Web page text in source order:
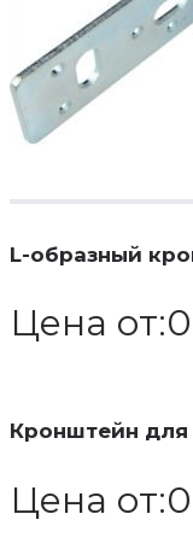
L-образный
Цена от:0
Кронштейн
Цена от:0